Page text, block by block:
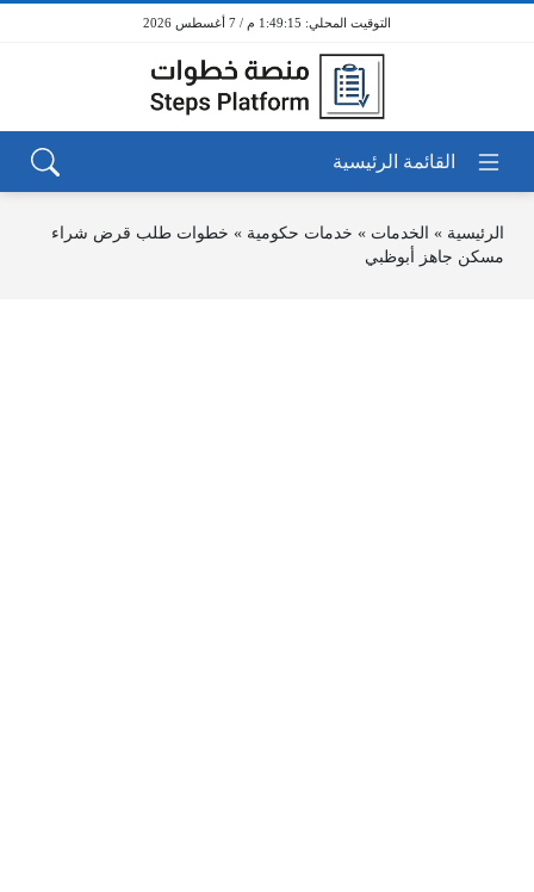
1:49:15 م / 7 أغسطس 2026
الرئيسية » الخدمات » خدمات حكومية » خطوات طلب قرض شراء
مسكن جاهز أبوظبي